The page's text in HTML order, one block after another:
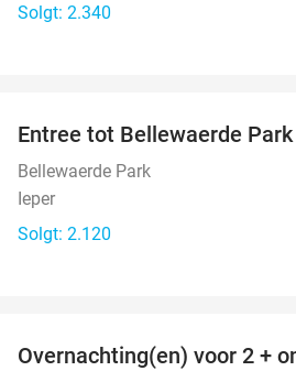
Solgt: 2.340
Entree tot Bellewaerde Park
Bellewaerde Park
Ieper
Solgt: 2.120
Overnachting(en) voor 2 +